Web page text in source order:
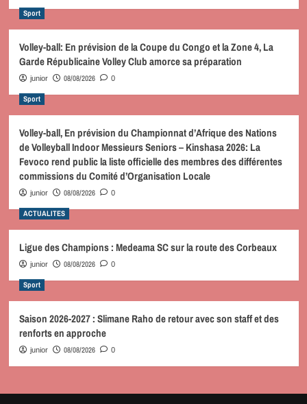
Sport
Volley-ball: En prévision de la Coupe du Congo et la Zone 4, La
Garde Républicaine Volley Club amorce sa préparation
junior 08/08/2026 0
Sport
Volley-ball, En prévision du Championnat d’Afrique des Nations
de Volleyball Indoor Messieurs Seniors – Kinshasa 2026: La
Fevoco rend public la liste officielle des membres des différentes
commissions du Comité d’Organisation Locale
junior 08/08/2026 0
ACTUALITES
Ligue des Champions : Medeama SC sur la route des Corbeaux
junior 08/08/2026 0
Sport
Saison 2026-2027 : Slimane Raho de retour avec son staff et des
renforts en approche
junior 08/08/2026 0